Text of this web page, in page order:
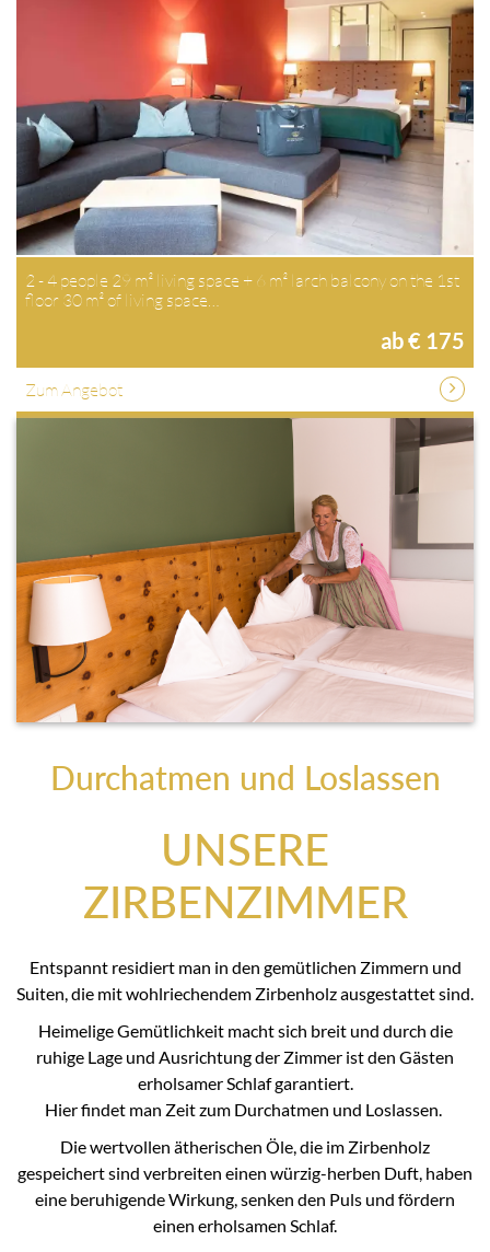
2 - 4 people 29 m² living space + 6 m² larch balcony on the 1st
floor 30 m² of living space…
ab € 175
Zum Angebot
Durchatmen und Loslassen
UNSERE
ZIRBENZIMMER
Entspannt residiert man in den gemütlichen Zimmern und
Suiten, die mit wohlriechendem Zirbenholz ausgestattet sind.
Heimelige Gemütlichkeit macht sich breit und durch die
ruhige Lage und Ausrichtung der Zimmer ist den Gästen
erholsamer Schlaf garantiert.
Hier findet man Zeit zum Durchatmen und Loslassen.
Die wertvollen ätherischen Öle, die im Zirbenholz
gespeichert sind verbreiten einen würzig-herben Duft, haben
eine beruhigende Wirkung, senken den Puls und fördern
einen erholsamen Schlaf.